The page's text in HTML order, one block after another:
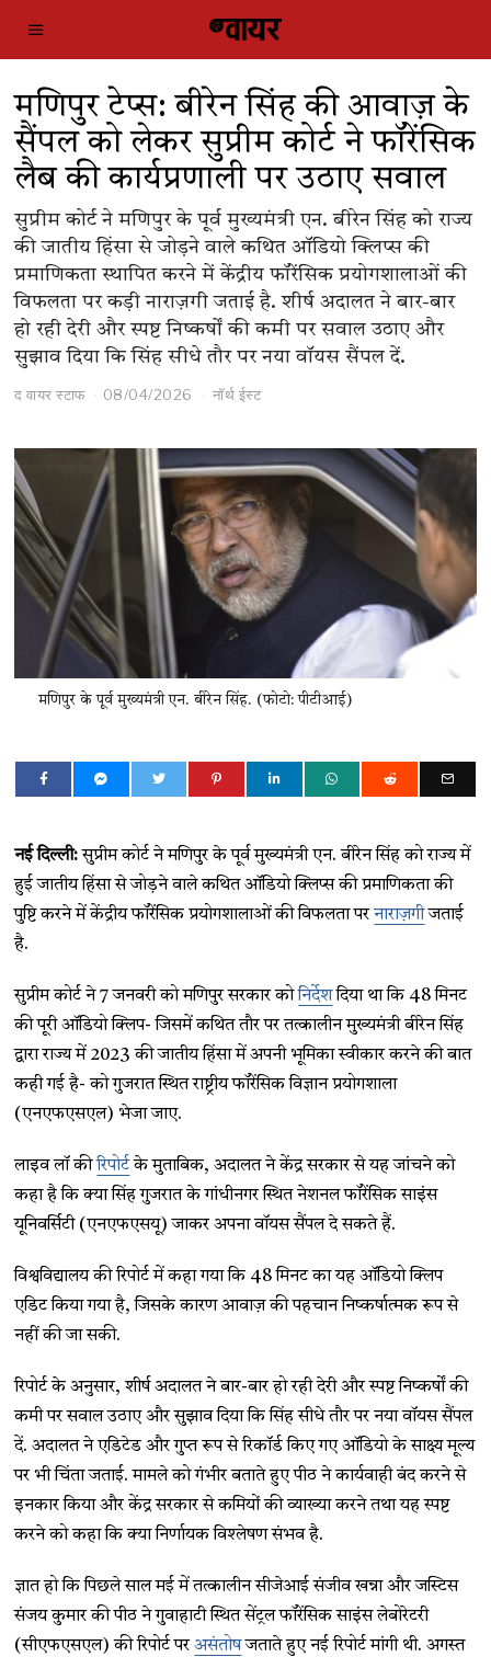
मणिपुर टेप्स: बीरेन सिंह की आवाज़ के
सैंपल को लेकर सुप्रीम कोर्ट ने फॉरेंसिक
लैब की कार्यप्रणाली पर उठाए सवाल
सुप्रीम कोर्ट ने मणिपुर के पूर्व मुख्यमंत्री एन. बीरेन सिंह को राज्य
की जातीय हिंसा से जोड़ने वाले कथित ऑडियो क्लिप्स की
प्रमाणिकता स्थापित करने में केंद्रीय फॉरेंसिक प्रयोगशालाओं की
विफलता पर कड़ी नाराज़गी जताई है. शीर्ष अदालत ने बार-बार
हो रही देरी और स्पष्ट निष्कर्षों की कमी पर सवाल उठाए और
सुझाव दिया कि सिंह सीधे तौर पर नया वॉयस सैंपल दें.
द वायर स्टाफ 08/04/2026 नॉर्थ ईस्ट
मणिपुर के पूर्व मुख्यमंत्री एन. बीरेन सिंह. (फोटो: पीटीआई)
नई दिल्ली:सुप्रीम कोर्ट ने मणिपुर के पूर्व मुख्यमंत्री एन. बीरेन सिंह को राज्य में
हुई जातीय हिंसा से जोड़ने वाले कथित ऑडियो क्लिप्स की प्रमाणिकता की
पुष्टि करने में केंद्रीय फॉरेंसिक प्रयोगशालाओं की विफलता परनाराज़गीजताई
है.
सुप्रीम कोर्ट ने 7 जनवरी को मणिपुर सरकार कोनिर्देशदिया था कि 48 मिनट
की पूरी ऑडियो क्लिप- जिसमें कथित तौर पर तत्कालीन मुख्यमंत्री बीरेन सिंह
द्वारा राज्य में 2023 की जातीय हिंसा में अपनी भूमिका स्वीकार करने की बात
कही गई है- को गुजरात स्थित राष्ट्रीय फॉरेंसिक विज्ञान प्रयोगशाला
(एनएफएसएल) भेजा जाए.
लाइव लॉ कीरिपोर्टके मुताबिक, अदालत ने केंद्र सरकार से यह जांचने को
कहा है कि क्या सिंह गुजरात के गांधीनगर स्थित नेशनल फॉरेंसिक साइंस
यूनिवर्सिटी (एनएफएसयू) जाकर अपना वॉयस सैंपल दे सकते हैं.
विश्वविद्यालय की रिपोर्ट में कहा गया कि 48 मिनट का यह ऑडियो क्लिप
एडिट किया गया है, जिसके कारण आवाज़ की पहचान निष्कर्षात्मक रूप से
नहीं की जा सकी.
रिपोर्ट के अनुसार, शीर्ष अदालत ने बार-बार हो रही देरी और स्पष्ट निष्कर्षों की
कमी पर सवाल उठाए और सुझाव दिया कि सिंह सीधे तौर पर नया वॉयस सैंपल
दें. अदालत ने एडिटेड और गुप्त रूप से रिकॉर्ड किए गए ऑडियो के साक्ष्य मूल्य
पर भी चिंता जताई. मामले को गंभीर बताते हुए पीठ ने कार्यवाही बंद करने से
इनकार किया और केंद्र सरकार से कमियों की व्याख्या करने तथा यह स्पष्ट
करने को कहा कि क्या निर्णायक विश्लेषण संभव है.
ज्ञात हो कि पिछले साल मई में तत्कालीन सीजेआई संजीव खन्ना और जस्टिस
संजय कुमार की पीठ ने गुवाहाटी स्थित सेंट्रल फॉरेंसिक साइंस लेबोरेटरी
(सीएफएसएल) की रिपोर्ट परअसंतोषजताते हुए नई रिपोर्ट मांगी थी. अगस्त